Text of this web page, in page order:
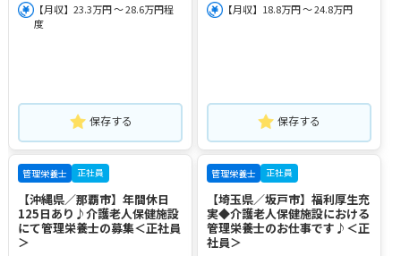
【月収】23.3万円 ～ 28.6万円程
度
保存する
【月収】18.8万円 ～ 24.8万円
保存する
管理栄養士 正社員
【沖縄県／那覇市】年間休日
125日あり♪介護老人保健施設
にて管理栄養士の募集＜正社員
＞
管理栄養士 正社員
【埼玉県／坂戸市】福利厚生充
実◆介護老人保健施設における
管理栄養士のお仕事です♪＜正
社員＞